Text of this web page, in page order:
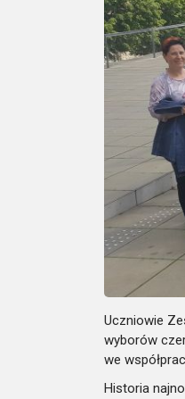
Uczniowie
wyborów
we
Historia